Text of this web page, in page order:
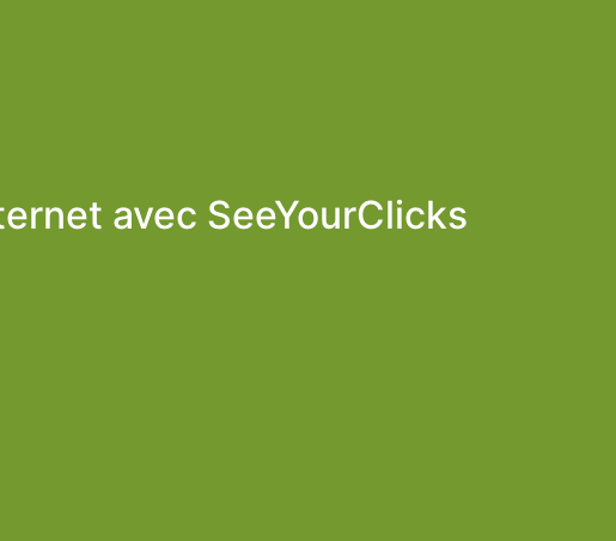
avec SeeYourClicks